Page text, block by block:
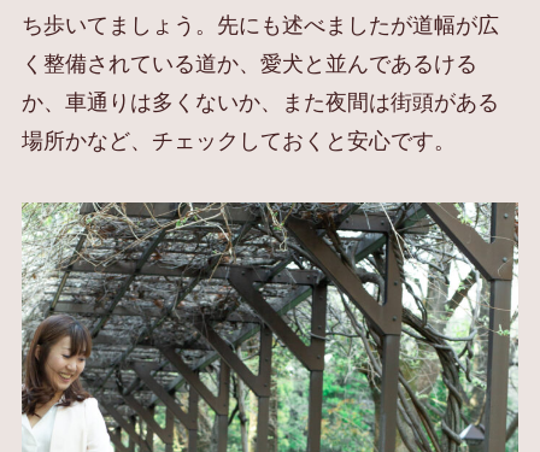
ち歩いてましょう。先にも述べましたが道幅が広
く整備されている道か、愛犬と並んであるける
か、車通りは多くないか、また夜間は街頭がある
場所かなど、チェックしておくと安心です。